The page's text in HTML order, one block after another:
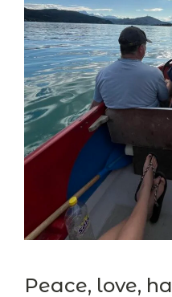
Peace, love,